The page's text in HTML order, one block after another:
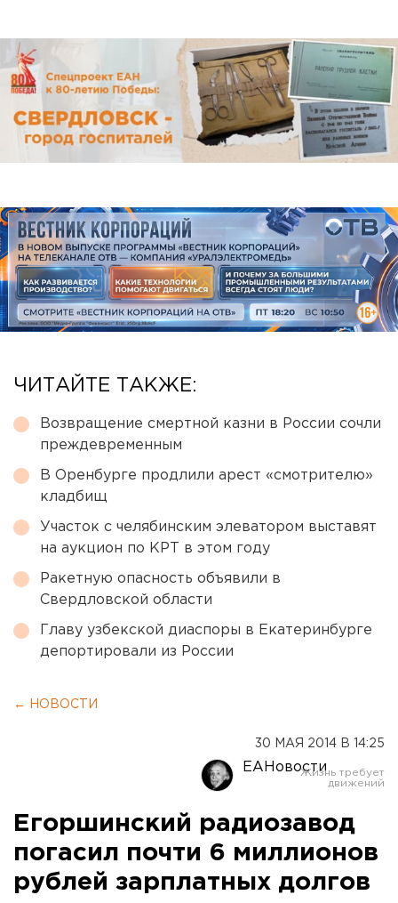
ЧИТАЙТЕ ТАКЖЕ:
Возвращение смертной казни в России сочли
преждевременным
В Оренбурге продлили арест «смотрителю»
кладбищ
Участок с челябинским элеватором выставят
на аукцион по КРТ в этом году
Ракетную опасность объявили в
Свердловской области
Главу узбекской диаспоры в Екатеринбурге
депортировали из России
← НОВОСТИ
30 МАЯ 2014 В 14:25
ЕАНовости
Егоршинский радиозавод
погасил почти 6 миллионов
рублей зарплатных долгов